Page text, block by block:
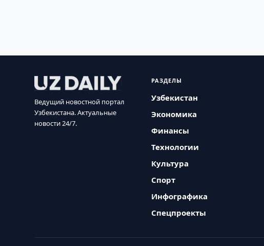
Ведущий новостной портал
Узбекистана. Актуальные
новости 24/7.
РАЗДЕЛЫ
Узбекистан
Экономика
Финансы
Технологии
Культура
Спорт
Инфографика
Спецпроекты